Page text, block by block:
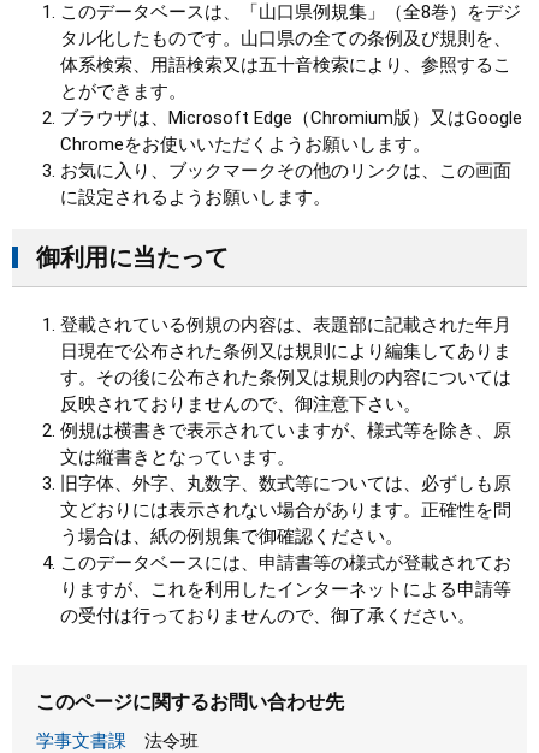
このデータベースは、「山口県例規集」（全8巻）をデジ
タル化したものです。山口県の全ての条例及び規則を、
体系検索、用語検索又は五十音検索により、参照するこ
とができます。
ブラウザは、Microsoft Edge（Chromium版）又はGoogle
Chromeをお使いいただくようお願いします。
お気に入り、ブックマークその他のリンクは、この画面
に設定されるようお願いします。
御利用に当たって
登載されている例規の内容は、表題部に記載された年月
日現在で公布された条例又は規則により編集してありま
す。その後に公布された条例又は規則の内容については
反映されておりませんので、御注意下さい。
例規は横書きで表示されていますが、様式等を除き、原
文は縦書きとなっています。
旧字体、外字、丸数字、数式等については、必ずしも原
文どおりには表示されない場合があります。正確性を問
う場合は、紙の例規集で御確認ください。
このデータベースには、申請書等の様式が登載されてお
りますが、これを利用したインターネットによる申請等
の受付は行っておりませんので、御了承ください。
このページに関するお問い合わせ先
学事文書課
法令班